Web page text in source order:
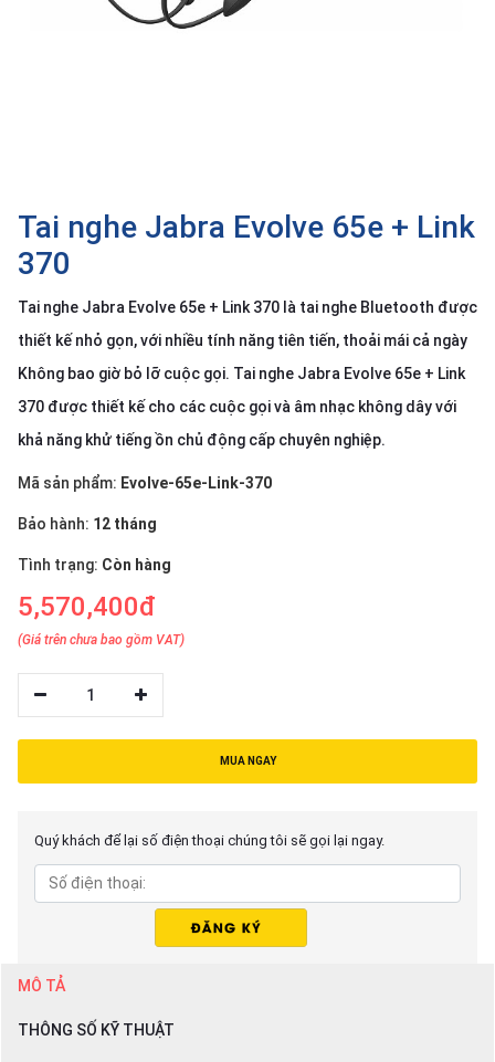
Tai nghe Jabra Evolve 65e + Link
370
Tai nghe Jabra Evolve 65e + Link 370 là tai nghe Bluetooth được
thiết kế nhỏ gọn, với nhiều tính năng tiên tiến, thoải mái cả ngày
Không bao giờ bỏ lỡ cuộc gọi. Tai nghe Jabra Evolve 65e + Link
370 được thiết kế cho các cuộc gọi và âm nhạc không dây với
khả năng khử tiếng ồn chủ động cấp chuyên nghiệp.
Mã sản phẩm: Evolve-65e-Link-370
Bảo hành: 12 tháng
Tình trạng: Còn hàng
5,570,400đ
(Giá trên chưa bao gồm VAT)
1
MUA NGAY
Quý khách để lại số điện thoại chúng tôi sẽ gọi lại ngay.
MÔ TẢ
THÔNG SỐ KỸ THUẬT
pháp
Dịch
vụ
Hỗ
Tin
hệ
Giới
NGÔN
Tiếng
English